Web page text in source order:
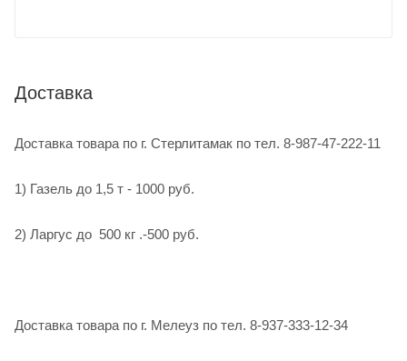
Доставка
Доставка товара по г. Стерлитамак по тел. 8-987-47-222-11
1) Газель до 1,5 т - 1000 руб.
2) Ларгус до 500 кг .-500 руб.
Доставка товара по г. Мелеуз по тел. 8-937-333-12-34